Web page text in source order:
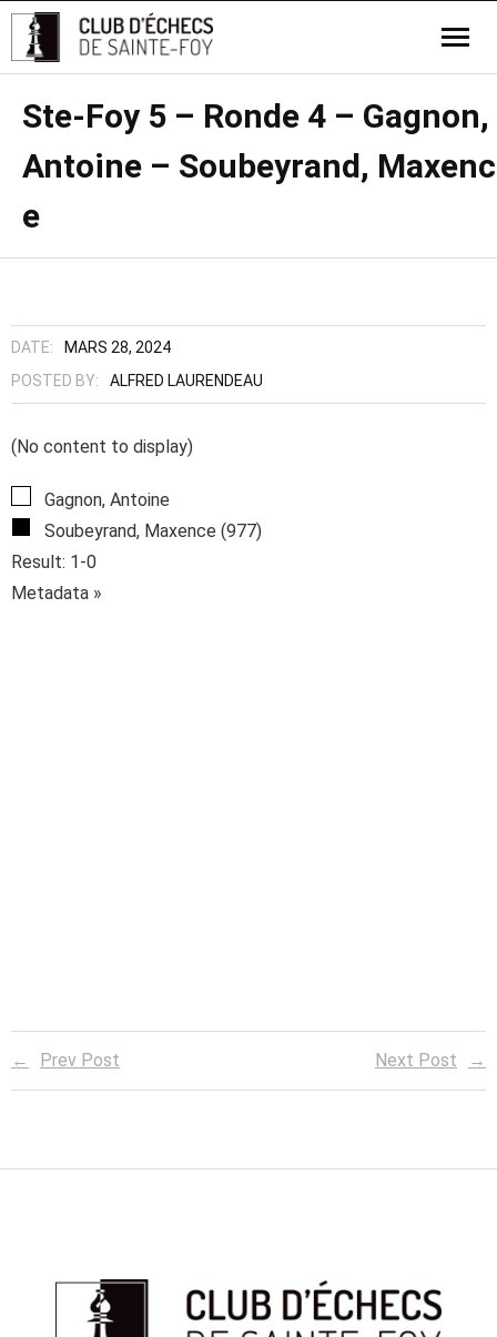
Ste-Foy 5 – Ronde 4 – Gagnon,
Antoine – Soubeyrand, Maxenc
e
DATE:
MARS 28, 2024
POSTED BY:
ALFRED LAURENDEAU
(No content to display)
Gagnon, Antoine
Soubeyrand, Maxence (977)
Result: 1-0
Metadata »
Prev Post Next Post